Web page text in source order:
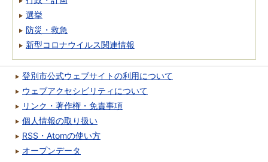
選挙
防災・救急
新型コロナウイルス関連情報
登別市公式ウェブサイトの利用について
ウェブアクセシビリティについて
リンク・著作権・免責事項
個人情報の取り扱い
RSS・Atomの使い方
オープンデータ